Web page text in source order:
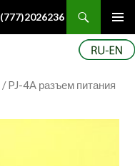
/ PJ-4A разъем питания